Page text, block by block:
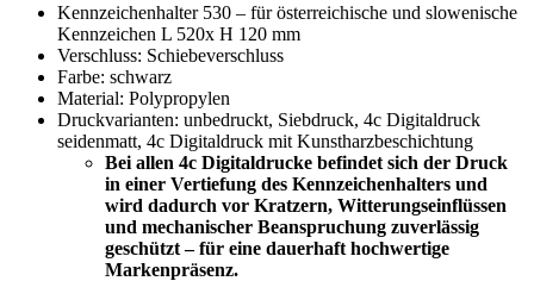
Kennzeichenhalter 530 – für österreichische und slowenische
Kennzeichen L 520x H 120 mm
Verschluss: Schiebeverschluss
Farbe: schwarz
Material: Polypropylen
Druckvarianten: unbedruckt, Siebdruck, 4c Digitaldruck
seidenmatt, 4c Digitaldruck mit Kunstharzbeschichtung
Bei allen 4c Digitaldrucke befindet sich der Druck
in einer Vertiefung des Kennzeichenhalters und
wird dadurch vor Kratzern, Witterungseinflüssen
und mechanischer Beanspruchung zuverlässig
geschützt – für eine dauerhaft hochwertige
Markenpräsenz.